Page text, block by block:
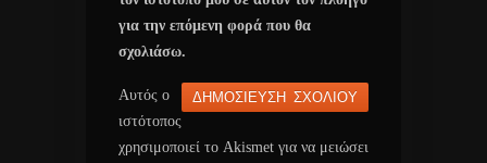
για την επόμενη φορά που θα
σχολιάσω.
Αυτός ο
ιστότοπος
χρησιμοποιεί το Akismet για να μειώσει